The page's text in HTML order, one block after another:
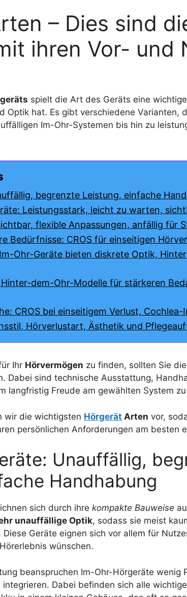
– Dies sind
ihren Vor- und
spielt die Art des Geräts eine
Optik hat. Es gibt verschiedene Varianten,
Im-Ohr-Systemen bis hin zu
begrenzte Leistung, einfache
Leistungsstark, leicht zu warten,
flexible Anpassungen, anfällig für
Bedürfnisse: CROS für einseitigen
Ohr-Geräte bieten diskrete Optik,
dem-Ohr-Modelle für stärkeren
CROS bei einseitigem Verlust,
Hörverlustart, Ästhetik und
Ihr Hörvermögen zu finden, sollten Sie
Dabei sind technische Ausstattung,
langfristig Freude am gewählten System
wir die wichtigsten Hörgerät Arten vor,
persönlichen Anforderungen am besten
Unauffällig,
Handhabung
sich durch ihre kompakte Bauweise
unauffällige Optik, sodass sie meist
Geräte eignen sich vor allem für
wünschen.
beanspruchen Im-Ohr-Hörgeräte wenig
Dabei befinden sich alle